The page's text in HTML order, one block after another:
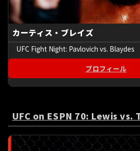
カーティス・ブレイズ
UFC Fight Night: Pavlovich vs. Blaydes
プロフィール
UFC on ESPN 70: Lewis vs.